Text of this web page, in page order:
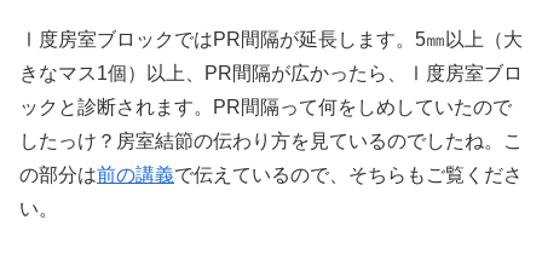
Ⅰ度房室ブロックではPR間隔が延長します。5㎜以上（大
きなマス1個）以上、PR間隔が広かったら、Ⅰ度房室ブロ
ックと診断されます。PR間隔って何をしめしていたので
したっけ？房室結節の伝わり方を見ているのでしたね。こ
の部分は前の講義で伝えているので、そちらもご覧くださ
い。